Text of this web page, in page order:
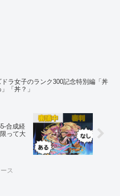
ドラ女子のランク300記念特別編「丼
「丼？」
合成経
って大
ス